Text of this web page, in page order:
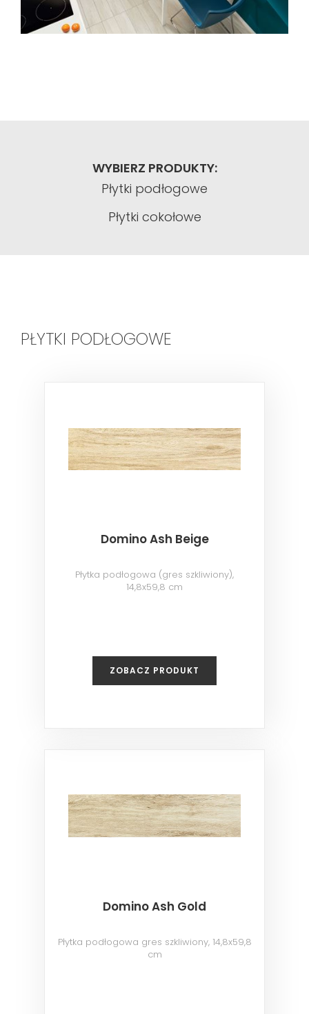
WYBIERZ PRODUKTY:
Płytki podłogowe
Płytki cokołowe
PŁYTKI PODŁOGOWE
Domino Ash Beige
Płytka podłogowa (gres szkliwiony),
14,8x59,8 cm
ZOBACZ PRODUKT
Domino Ash Gold
Płytka podłogowa gres szkliwiony, 14,8x59,8
cm